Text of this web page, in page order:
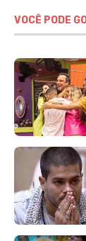
VOCÊ PODE